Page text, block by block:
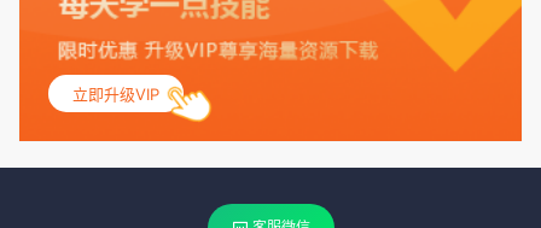
立即升级VIP